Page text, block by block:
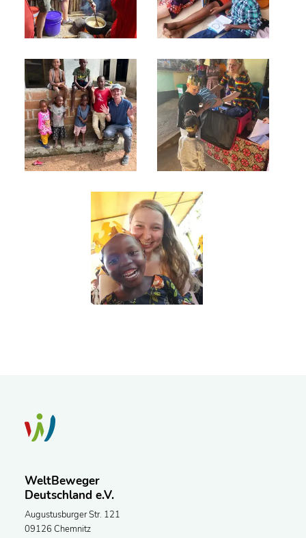
WeltBeweger
Deutschland e.V.
Augustusburger Str. 121
09126 Chemnitz